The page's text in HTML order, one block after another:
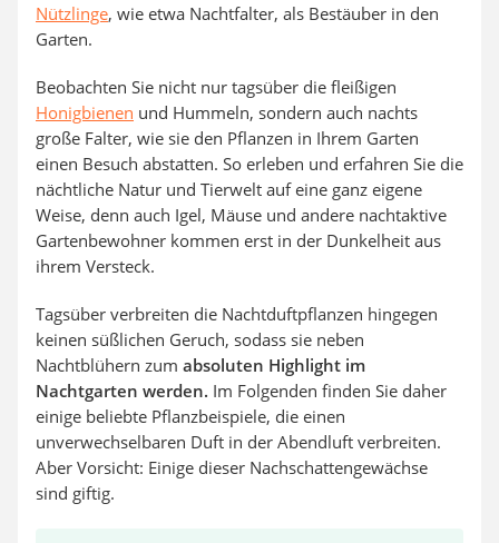
Nützlinge, wie etwa Nachtfalter, als Bestäuber in den
Garten.
Beobachten Sie nicht nur tagsüber die fleißigen
Honigbienen und Hummeln, sondern auch nachts
große Falter, wie sie den Pflanzen in Ihrem Garten
einen Besuch abstatten. So erleben und erfahren Sie die
nächtliche Natur und Tierwelt auf eine ganz eigene
Weise, denn auch Igel, Mäuse und andere nachtaktive
Gartenbewohner kommen erst in der Dunkelheit aus
ihrem Versteck.
Tagsüber verbreiten die Nachtduftpflanzen hingegen
keinen süßlichen Geruch, sodass sie neben
Nachtblühern zum absoluten Highlight im
Nachtgarten werden. Im Folgenden finden Sie daher
einige beliebte Pflanzbeispiele, die einen
unverwechselbaren Duft in der Abendluft verbreiten.
Aber Vorsicht: Einige dieser Nachschattengewächse
sind giftig.